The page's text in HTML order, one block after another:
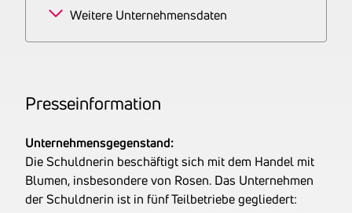
Weitere Unternehmensdaten
Blumen und Pflanzen
Tätigkeitsbereich
Betrieben wird der Handel
mit Blumen, Pflanzen und
Kränzen. 2022 wurde ein
Pres­se­infor­ma­tion
Unternehmensgegenstand:
Die Schuldnerin beschäftigt sich mit dem Handel mit
Blumen, insbesondere von Rosen. Das Unternehmen
der Schuldnerin ist in fünf Teilbetriebe gegliedert: